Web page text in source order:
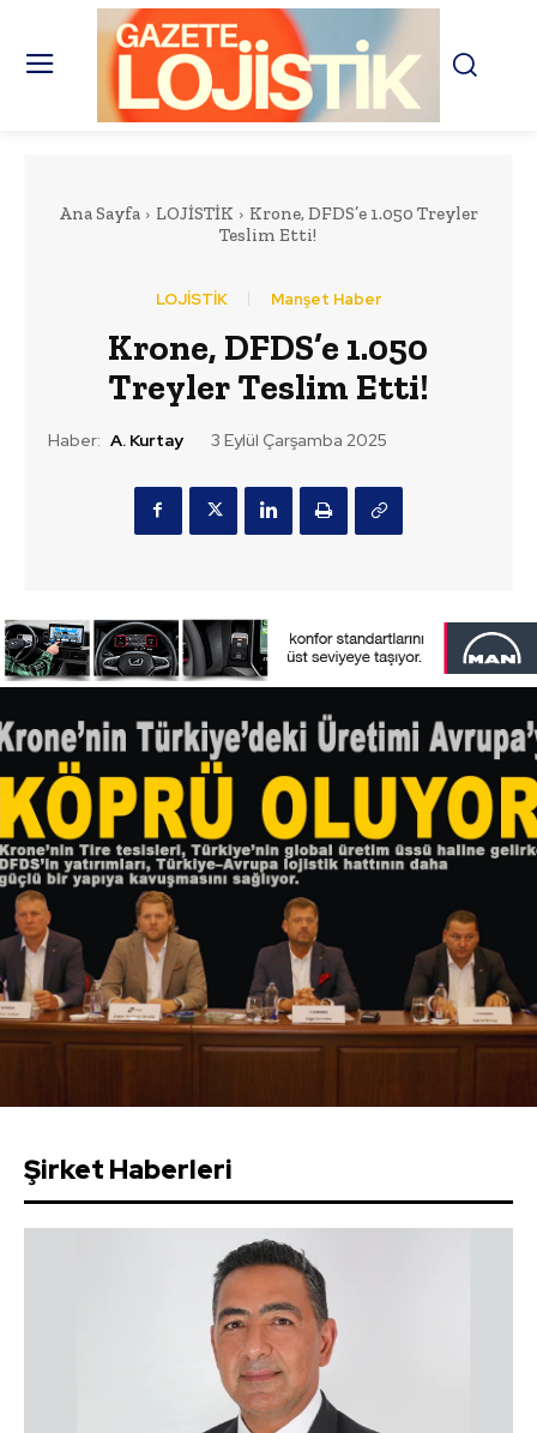
Ana Sayfa LOJİSTİK
Krone, DFDS’e 1.050 Treyler
Teslim Etti!
LOJİSTİK Manşet Haber
Krone, DFDS’e 1.050
Treyler Teslim Etti!
Haber: A. Kurtay 3 Eylül Çarşamba 2025
Şirket Haberleri